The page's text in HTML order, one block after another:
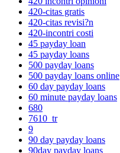
420-citas gratis
420-citas revisi?n
420-incontri costi
45 payday loan
45 payday loans
500 payday loans
500 payday loans online
60 day payday loans
60 minute payday loans
680
7610_tr
9
90 day payday loans
90day payday loans